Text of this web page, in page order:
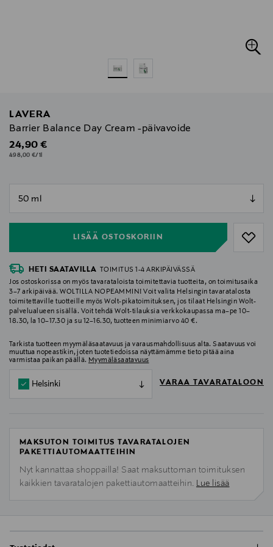
LAVERA
Barrier Balance Day Cream -päivavoide
Original Price
24,90 €
498,00 €/1l
LISÄÄ OSTOSKORIIN
null
HETI SAATAVILLA
TOIMITUS 1-4 ARKIPÄIVÄSSÄ
Jos ostoskorissa on myös tavarataloista toimitettavia tuotteita, on toimitusaika
3–7 arkipäivää. WOLTILLA NOPEAMMIN! Voit valita Helsingin tavaratalosta
toimitettaville tuotteille myös Wolt-pikatoimituksen, jos tilaat Helsingin Wolt-
palvelualueen sisällä. Voit tehdä Wolt-tilauksia verkkokaupassa ma–pe 10–
18.30, la 10–17.30 ja su 12–16.30, tuotteen minimiarvo 40 €.
Tarkista tuotteen myymäläsaatavuus ja varausmahdollisuus alta. Saatavuus voi
muuttua nopeastikin, joten tuotetiedoissa näyttämämme tieto pitää aina
varmistaa paikan päällä. Myymäläsaatavuus
Helsinki VARAA TAVARATALOON
MAKSUTON TOIMITUS TAVARATALOJEN
PAKETTIAUTOMAATTEIHIN
Nyt kannattaa shoppailla! Saat maksuttoman toimituksen
kaikkien tavaratalojen pakettiautomaatteihin. Lue lisää